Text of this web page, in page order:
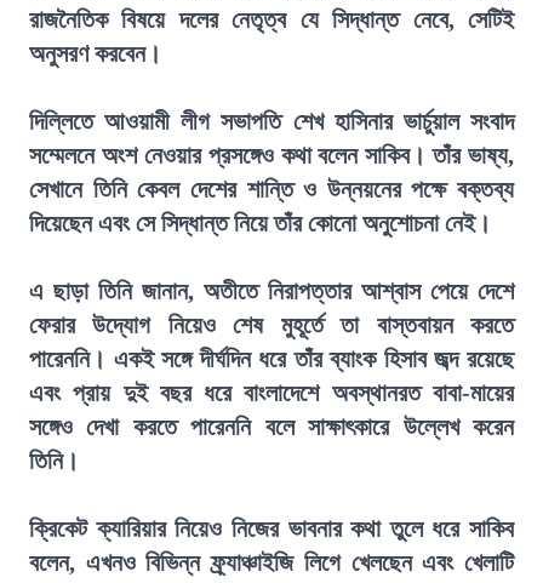
রাজনৈতিক বিষয়ে দলের নেতৃত্ব যে সিদ্ধান্ত নেবে, সেটিই
অনুসরণ করবেন।
দিল্লিতে আওয়ামী লীগ সভাপতি শেখ হাসিনার ভার্চুয়াল সংবাদ
সম্মেলনে অংশ নেওয়ার প্রসঙ্গেও কথা বলেন সাকিব। তাঁর ভাষ্য,
সেখানে তিনি কেবল দেশের শান্তি ও উন্নয়নের পক্ষে বক্তব্য
দিয়েছেন এবং সে সিদ্ধান্ত নিয়ে তাঁর কোনো অনুশোচনা নেই।
এ ছাড়া তিনি জানান, অতীতে নিরাপত্তার আশ্বাস পেয়ে দেশে
ফেরার উদ্যোগ নিয়েও শেষ মুহূর্তে তা বাস্তবায়ন করতে
পারেননি। একই সঙ্গে দীর্ঘদিন ধরে তাঁর ব্যাংক হিসাব জব্দ রয়েছে
এবং প্রায় দুই বছর ধরে বাংলাদেশে অবস্থানরত বাবা-মায়ের
সঙ্গেও দেখা করতে পারেননি বলে সাক্ষাৎকারে উল্লেখ করেন
তিনি।
ক্রিকেট ক্যারিয়ার নিয়েও নিজের ভাবনার কথা তুলে ধরে সাকিব
বলেন, এখনও বিভিন্ন ফ্র্যাঞ্চাইজি লিগে খেলছেন এবং খেলাটি